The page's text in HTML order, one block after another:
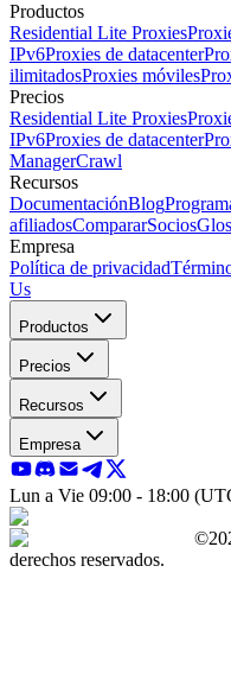
Productos
Residential Lite Proxies
IPv6Proxies de datacenter
ilimitadosProxies móviles
Precios
Residential Lite Proxies
IPv6Proxies de datacenter
ManagerCrawl
Recursos
DocumentaciónBlog
afiliadosCompararSocios
Empresa
Política de privacidad
Us
Productos
Precios
Recursos
Empresa
Lun a Vie 09:00 - 18:00
derechos reservados.